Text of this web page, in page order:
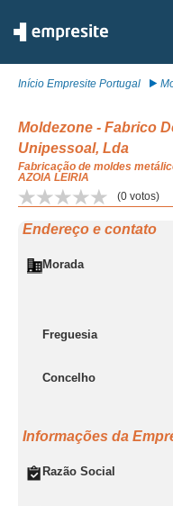
Início Empresite Portugal
Moldezone - Fabrico
Unipessoal, Lda
Fabricação de moldes
AZOIA LEIRIA
(0 votos)
Endereço e contato
Morada
Freguesia
Concelho
Informações da
Razão Social